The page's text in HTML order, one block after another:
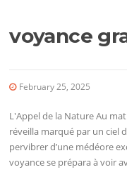
voyance
February 25, 2025
L'Appel de la Nature Au
réveilla marqué par un ciel
pervibrer d’une médéore
voyance se prépara à voir